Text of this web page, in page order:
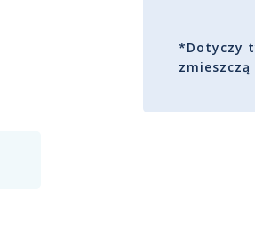
*Dotyczy
zmieszczą